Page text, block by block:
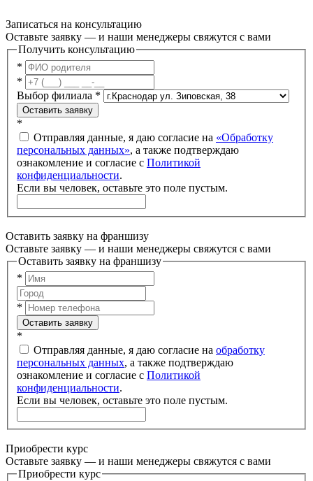
Записаться на консультацию
Оставьте заявку — и наши менеджеры свяжутся с вами
Получить консультацию
*
*
Выбор филиала *
Оставить заявку
*
Отправляя данные, я даю согласие на «Обработку
персональных данных», а также подтверждаю
ознакомление и согласие с Политикой
конфиденциальности.
Если вы человек, оставьте это поле пустым.
Оставить заявку на франшизу
Оставьте заявку — и наши менеджеры свяжутся с вами
Оставить заявку на франшизу
*
*
Оставить заявку
*
Отправляя данные, я даю согласие на обработку
персональных данных, а также подтверждаю
ознакомление и согласие с Политикой
конфиденциальности.
Если вы человек, оставьте это поле пустым.
Приобрести курс
Оставьте заявку — и наши менеджеры свяжутся с вами
Приобрести курс